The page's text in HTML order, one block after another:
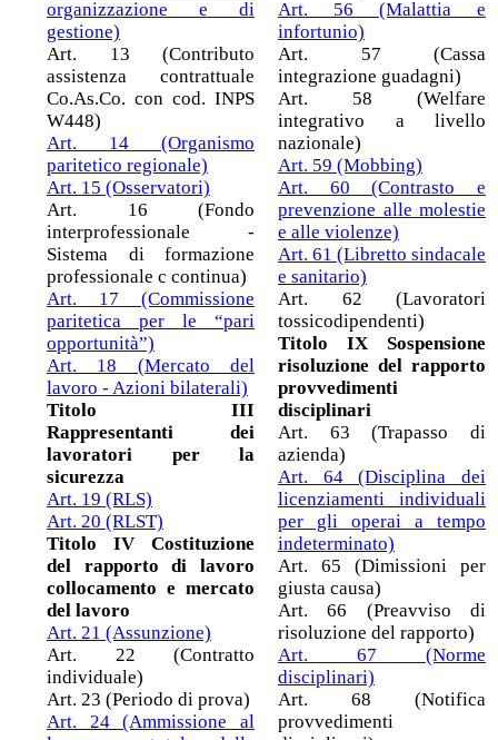
organizzazione e di
gestione)
Art. 13 (Contributo
assistenza contrattuale
Co.As.Co. con cod. INPS
W448)
Art. 14 (Organismo
paritetico regionale)
Art. 15 (Osservatori)
Art. 16 (Fondo
interprofessionale -
Sistema di formazione
professionale c continua)
Art. 17 (Commissione
paritetica per le “pari
opportunità”)
Art. 18 (Mercato del
lavoro - Azioni bilaterali)
Titolo III
Rappresentanti dei
lavoratori per la
sicurezza
Art. 19 (RLS)
Art. 20 (RLST)
Titolo IV Costituzione
del rapporto di lavoro
collocamento e mercato
del lavoro
Art. 21 (Assunzione)
Art. 22 (Contratto
individuale)
Art. 23 (Periodo di prova)
Art. 24 (Ammissione al
Art. 56 (Malattia e
infortunio)
Art. 57 (Cassa
integrazione guadagni)
Art. 58 (Welfare
integrativo a livello
nazionale)
Art. 59 (Mobbing)
Art. 60 (Contrasto e
prevenzione alle molestie
e alle violenze)
Art. 61 (Libretto sindacale
e sanitario)
Art. 62 (Lavoratori
tossicodipendenti)
Titolo IX Sospensione
risoluzione del rapporto
provvedimenti
disciplinari
Art. 63 (Trapasso di
azienda)
Art. 64 (Disciplina dei
licenziamenti individuali
per gli operai a tempo
indeterminato)
Art. 65 (Dimissioni per
giusta causa)
Art. 66 (Preavviso di
risoluzione del rapporto)
Art. 67 (Norme
disciplinari)
Art. 68 (Notifica
provvedimenti